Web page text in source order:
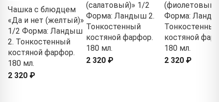
Чашка с блюдцем
«Да и нет (желтый)»
1/2 Форма: Ландыш
2. Тонкостенный
костяной фарфор.
180 мл.
2 320 ₽
(салатовый)» 1/2
Форма: Ландыш 2.
Тонкостенный
костяной фарфор.
180 мл.
2 320 ₽
Форма:
Тонкостенный
костяной
180 мл.
2 320 ₽